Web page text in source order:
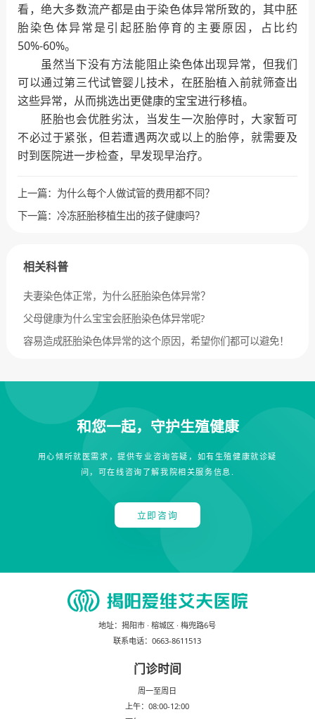
看，绝大多数流产都是由于染色体异常所致的，其中胚
胎染色体异常是引起胚胎停育的主要原因，占比约
50%-60%。
虽然当下没有方法能阻止染色体出现异常，但我们
可以通过第三代试管婴儿技术，在胚胎植入前就筛查出
这些异常，从而挑选出更健康的宝宝进行移植。
胚胎也会优胜劣汰，当发生一次胎停时，大家暂可
不必过于紧张，但若遭遇两次或以上的胎停，就需要及
时到医院进一步检查，早发现早治疗。
上一篇： 为什么每个人做试管的费用都不同？
下一篇： 冷冻胚胎移植生出的孩子健康吗？
相关科普
夫妻染色体正常，为什么胚胎染色体异常？
父母健康为什么宝宝会胚胎染色体异常呢?
容易造成胚胎染色体异常的这个原因，希望你们都可以避免！
和您一起，守护生殖健康
用心倾听就医需求，提供专业咨询答疑，如有生殖健康就诊疑
问，可在线咨询了解我院相关服务信息.
立即咨询
地址：揭阳市 · 榕城区 · 梅兜路6号
联系电话：0663-8611513
门诊时间
周一至周日
上午：08:00-12:00